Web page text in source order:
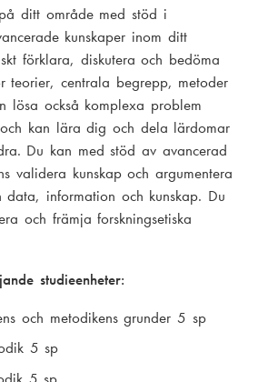
ditt område med stöd i
kunskaper inom ditt
förklara, diskutera och bedöma
teorier, centrala begrepp, metoder
lösa också komplexa problem
kan lära dig och dela lärdomar
Du kan med stöd av avancerad
validera kunskap och argumentera
data, information och kunskap. Du
och främja forskningsetiska
studieenheter:
och metodikens grunder 5 sp
5 sp